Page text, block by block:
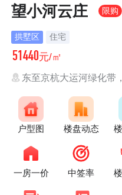
望小河云庄 限购
拱墅区 住宅
51440元/㎡
东至京杭大运河绿化带，南至规划
户型图 楼盘动态
一房一价 中签率